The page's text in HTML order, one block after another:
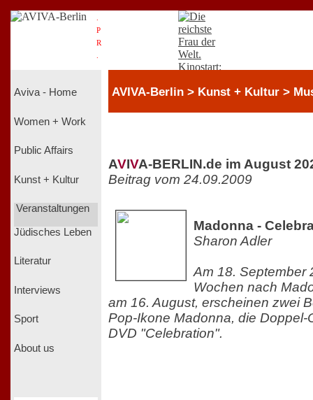
P
R
Aviva - Home
Women + Work
Public Affairs
Kunst + Kultur
Veranstaltungen
Jüdisches Leben
Literatur
Interviews
Sport
About us
AVIVA-Berlin > Kunst + Kultur >
AVIVA-BERLIN.de im August
Beitrag vom 24.09.2009
Madonna -
Sharon Adler
Am 18. September
Wochen nach
am 16. August, erscheinen zwei
Pop-Ikone Madonna, die Doppel-
DVD "Celebration".